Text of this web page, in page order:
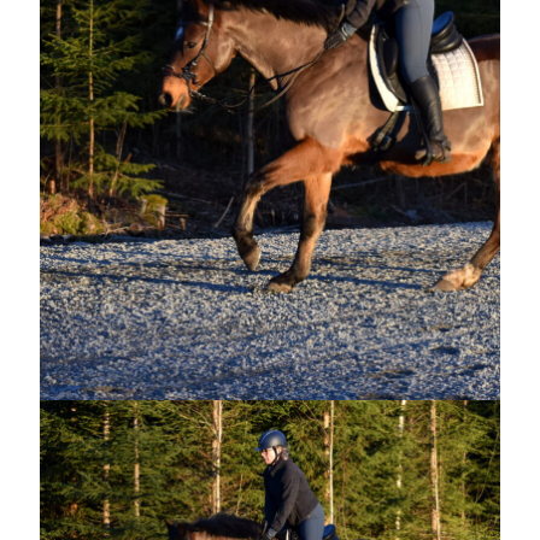
juni 2026
maj 2026
april 2026
mars 2026
februari 2026
januari 2026
december 2025
november 2025
oktober 2025
september 2025
augusti 2025
juli 2025
juni 2025
maj 2025
april 2025
mars 2025
februari 2025
januari 2025